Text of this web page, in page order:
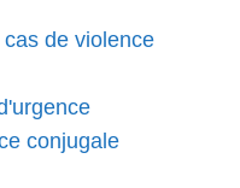
cas de violence
conjugale